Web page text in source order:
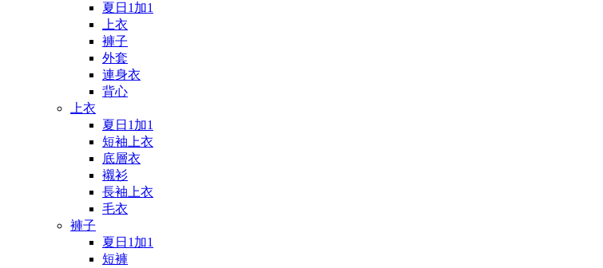
夏日1加1
上衣
褲子
外套
連身衣
背心
上衣
夏日1加1
短袖上衣
底層衣
襯衫
長袖上衣
毛衣
褲子
夏日1加1
短褲